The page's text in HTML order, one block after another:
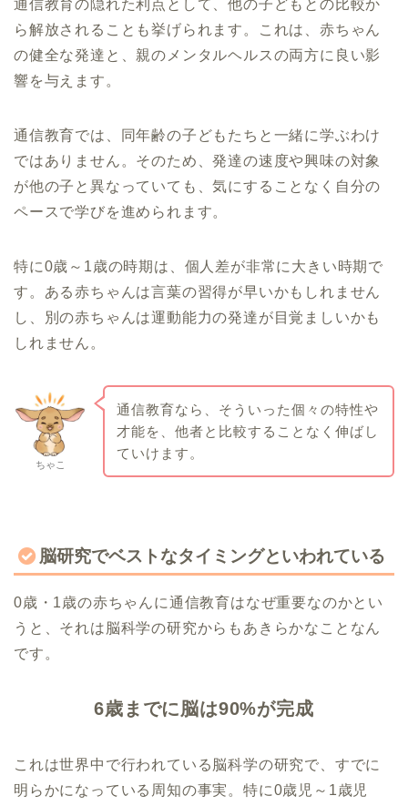
通信教育の隠れた利点として、他の子どもとの比較か
ら解放されることも挙げられます。これは、赤ちゃん
の健全な発達と、親のメンタルヘルスの両方に良い影
響を与えます。
通信教育では、同年齢の子どもたちと一緒に学ぶわけ
ではありません。そのため、発達の速度や興味の対象
が他の子と異なっていても、気にすることなく自分の
ペースで学びを進められます。
特に0歳～1歳の時期は、個人差が非常に大きい時期で
す。ある赤ちゃんは言葉の習得が早いかもしれません
し、別の赤ちゃんは運動能力の発達が目覚ましいかも
しれません。
ちゃこ
通信教育なら、そういった個々の特性や
才能を、他者と比較することなく伸ばし
ていけます。
脳研究でベストなタイミングといわれている
0歳・1歳の赤ちゃんに通信教育はなぜ重要なのかとい
うと、それは脳科学の研究からもあきらかなことなん
です。
6歳までに脳は90%が完成
これは世界中で行われている脳科学の研究で、すでに
明らかになっている周知の事実。特に0歳児～1歳児